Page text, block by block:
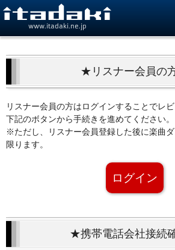
www.itadaki.ne.jp
★リスナー会員の
リスナー会員の方はログインすることでレビ
下記のボタンから手続きを進めてください。
※ただし、リスナー会員登録した後に楽曲
限ります。
ログイン
★携帯電話会社接続